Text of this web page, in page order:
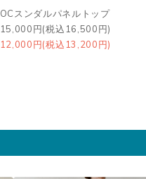
OCスンダルパネルトップ
15,000円(税込16,500円)
12,000円(税込13,200円)